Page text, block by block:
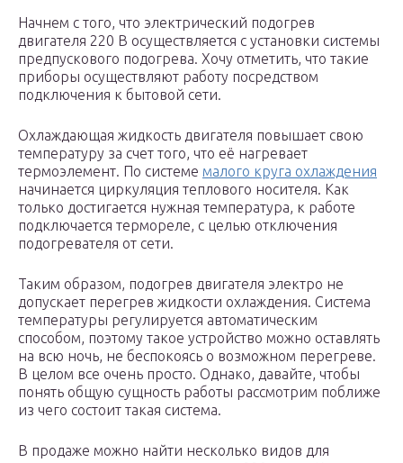
Начнем с того, что электрический подогрев
двигателя 220 В осуществляется с установки системы
предпускового подогрева. Хочу отметить, что такие
приборы осуществляют работу посредством
подключения к бытовой сети.
Охлаждающая жидкость двигателя повышает свою
температуру за счет того, что её нагревает
термоэлемент. По системе малого круга охлаждения
начинается циркуляция теплового носителя. Как
только достигается нужная температура, к работе
подключается термореле, с целью отключения
подогревателя от сети.
Таким образом, подогрев двигателя электро не
допускает перегрев жидкости охлаждения. Система
температуры регулируется автоматическим
способом, поэтому такое устройство можно оставлять
на всю ночь, не беспокоясь о возможном перегреве.
В целом все очень просто. Однако, давайте, чтобы
понять общую сущность работы рассмотрим поближе
из чего состоит такая система.
В продаже можно найти несколько видов для